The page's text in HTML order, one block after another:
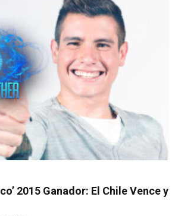
2015 Ganador: El Chile Vence y